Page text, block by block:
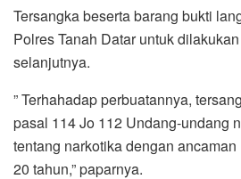
Tersangka beserta barang bukti
Polres Tanah Datar untuk
selanjutnya.
” Terhahadap perbuatannya,
pasal 114 Jo 112 Undang-undang
tentang narkotika dengan
20 tahun,” paparnya.